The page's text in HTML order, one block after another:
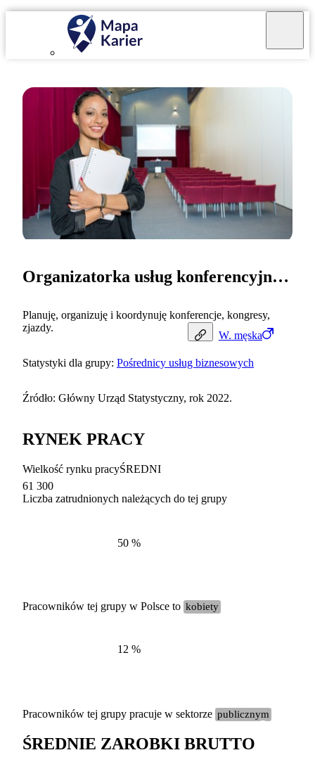
W. męska
Organizatorka usług konferencyjnych
Planuję, organizuję i koordynuję konferencje, kongresy,
zjazdy.
Statystyki dla grupy: Pośrednicy usług biznesowych
Źródło: Główny Urząd Statystyczny, rok 2022.
RYNEK PRACY
Wielkość rynku pracyŚREDNI
61 300
Liczba zatrudnionych należących do tej grupy
50 %
Pracowników tej grupy w Polsce to kobiety
12 %
Pracowników tej grupy pracuje w sektorze publicznym
ŚREDNIE ZAROBKI BRUTTO